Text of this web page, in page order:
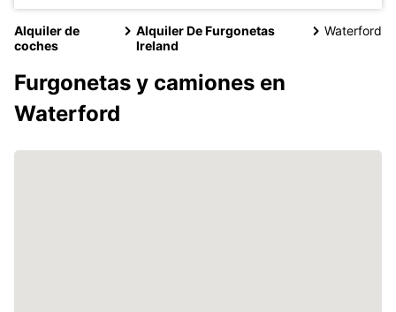
Alquiler de
coches
Alquiler De Furgonetas
Ireland
Waterford
Furgonetas y camiones en
Waterford